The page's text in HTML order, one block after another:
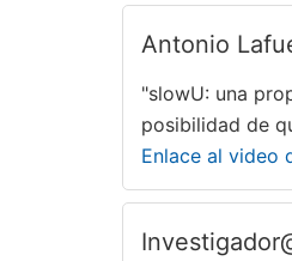
Antonio
"slowU: una
posibilidad de
Enlace al video